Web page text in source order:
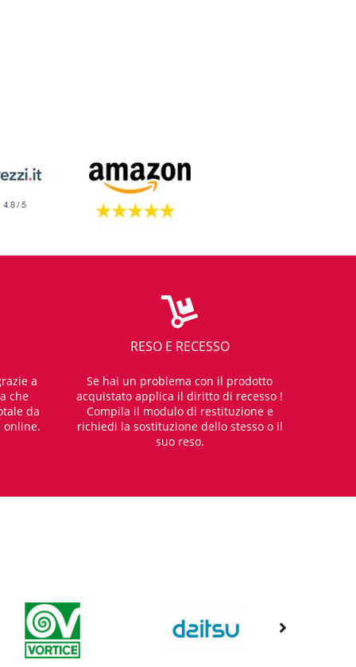
a
che
da
RESO E RECESSO
Se hai un problema con il prodotto
acquistato applica il diritto di recesso !
Compila il modulo di restituzione e
richiedi la sostituzione dello stesso o il
suo reso.